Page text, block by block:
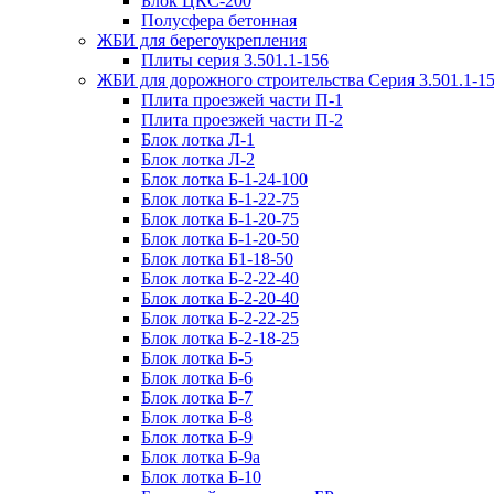
Полусфера бетонная
ЖБИ для берегоукрепления
Плиты серия 3.501.1-156
ЖБИ для дорожного строительства Серия 3.501.1-
Плита проезжей части П-1
Плита проезжей части П-2
Блок лотка Л-1
Блок лотка Л-2
Блок лотка Б-1-24-100
Блок лотка Б-1-22-75
Блок лотка Б-1-20-75
Блок лотка Б-1-20-50
Блок лотка Б1-18-50
Блок лотка Б-2-22-40
Блок лотка Б-2-20-40
Блок лотка Б-2-22-25
Блок лотка Б-2-18-25
Блок лотка Б-5
Блок лотка Б-6
Блок лотка Б-7
Блок лотка Б-8
Блок лотка Б-9
Блок лотка Б-9а
Блок лотка Б-10